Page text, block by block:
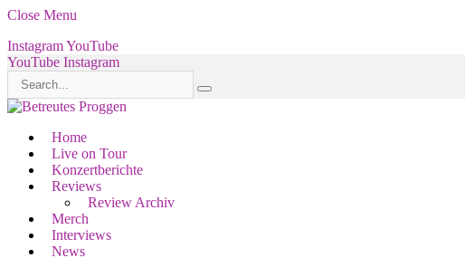
Close Menu
InstagramYouTube
YouTube Instagram
Home
Live on Tour
Konzertberichte
Reviews
Review Archiv
Merch
Interviews
News